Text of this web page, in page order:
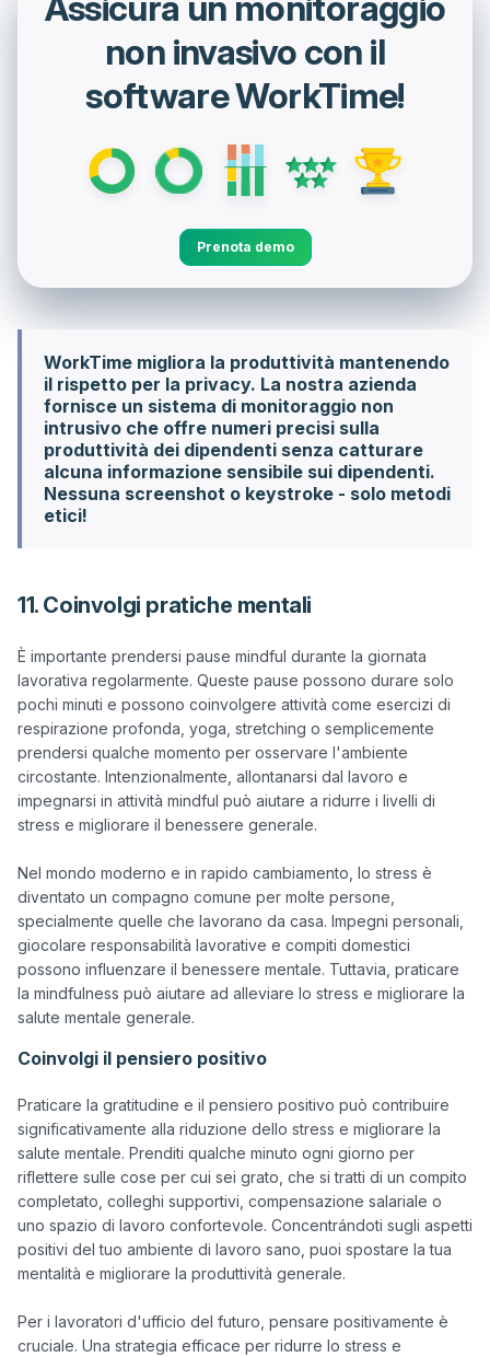
non invasivo con il
software WorkTime!
Prenota demo
WorkTime migliora la produttività mantenendo
il rispetto per la privacy. La nostra azienda
fornisce un sistema di monitoraggio non
intrusivo che offre numeri precisi sulla
produttività dei dipendenti senza catturare
alcuna informazione sensibile sui dipendenti.
Nessuna screenshot o keystroke - solo metodi
etici!
11. Coinvolgi pratiche mentali
È importante prendersi pause mindful durante la giornata
lavorativa regolarmente. Queste pause possono durare solo
pochi minuti e possono coinvolgere attività come esercizi di
respirazione profonda, yoga, stretching o semplicemente
prendersi qualche momento per osservare l'ambiente
circostante. Intenzionalmente, allontanarsi dal lavoro e
impegnarsi in attività mindful può aiutare a ridurre i livelli di
stress e migliorare il benessere generale.
Nel mondo moderno e in rapido cambiamento, lo stress è
diventato un compagno comune per molte persone,
specialmente quelle che lavorano da casa. Impegni personali,
giocolare responsabilità lavorative e compiti domestici
possono influenzare il benessere mentale. Tuttavia, praticare
la mindfulness può aiutare ad alleviare lo stress e migliorare la
Coinvolgi il pensiero positivo
Praticare la gratitudine e il pensiero positivo può contribuire
significativamente alla riduzione dello stress e migliorare la
salute mentale. Prenditi qualche minuto ogni giorno per
riflettere sulle cose per cui sei grato, che si tratti di un compito
completato, colleghi supportivi, compensazione salariale o
uno spazio di lavoro confortevole. Concentrándoti sugli aspetti
positivi del tuo ambiente di lavoro sano, puoi spostare la tua
mentalità e migliorare la produttività generale.
Per i lavoratori d'ufficio del futuro, pensare positivamente è
cruciale. Una strategia efficace per ridurre lo stress e